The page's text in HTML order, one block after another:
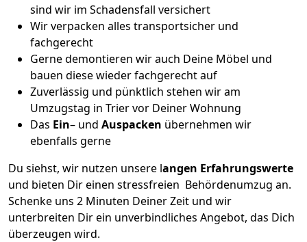
sind wir im Schadensfall versichert
Wir verpacken alles transportsicher und
fachgerecht
Gerne demontieren wir auch Deine Möbel und
bauen diese wieder fachgerecht auf
Zuverlässig und pünktlich stehen wir am
Umzugstag in Trier vor Deiner Wohnung
Das Ein– und Auspacken übernehmen wir
ebenfalls gerne
Du siehst, wir nutzen unsere langen Erfahrungswerte
und bieten Dir einen stressfreien Behördenumzug an.
Schenke uns 2 Minuten Deiner Zeit und wir
unterbreiten Dir ein unverbindliches Angebot, das Dich
überzeugen wird.